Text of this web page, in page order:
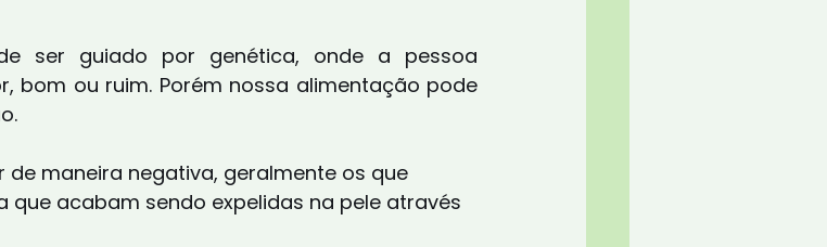
ser guiado por genética, onde a pessoa
bom ou ruim. Porém nossa alimentação pode
maneira negativa, geralmente os que
acabam sendo expelidas na pele através